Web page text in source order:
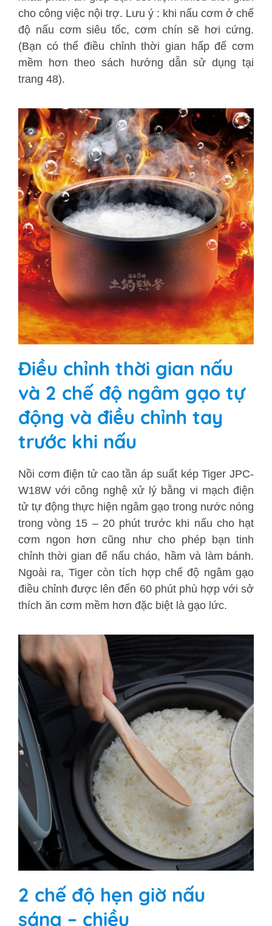
cho công việc nội trợ. Lưu ý : khi nấu cơm ở chế
độ nấu cơm siêu tốc, cơm chín sẽ hơi cứng.
(Bạn có thể điều chỉnh thời gian hấp để cơm
mềm hơn theo sách hướng dẫn sử dụng tại
trang 48).
Điều chỉnh thời gian nấu
và 2 chế độ ngâm gạo tự
động và điều chỉnh tay
trước khi nấu
Nồi cơm điện tử cao tần áp suất kép Tiger JPC-
W18W với công nghệ xử lý bằng vi mạch điện
tử tự động thực hiện ngâm gạo trong nước nóng
trong vòng 15 – 20 phút trước khi nấu cho hạt
cơm ngon hơn cũng như cho phép bạn tinh
chỉnh thời gian để nấu cháo, hầm và làm bánh.
Ngoài ra, Tiger còn tích hợp chế độ ngâm gạo
điều chỉnh được lên đến 60 phút phù hợp với sở
thích ăn cơm mềm hơn đặc biệt là gạo lức.
2 chế độ hẹn giờ nấu
sáng – chiều